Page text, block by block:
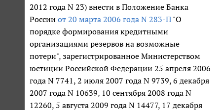
2012 года N 23) внести в Положение Банка
России от 20 марта 2006 года N 283-П "О
порядке формирования кредитными
организациями резервов на возможные
потери", зарегистрированное Министерством
юстиции Российской Федерации 25 апреля 2006
года N 7741, 2 июля 2007 года N 9739, 6 декабря
2007 года N 10639, 10 сентября 2008 года N
12260, 5 августа 2009 года N 14477, 17 декабря